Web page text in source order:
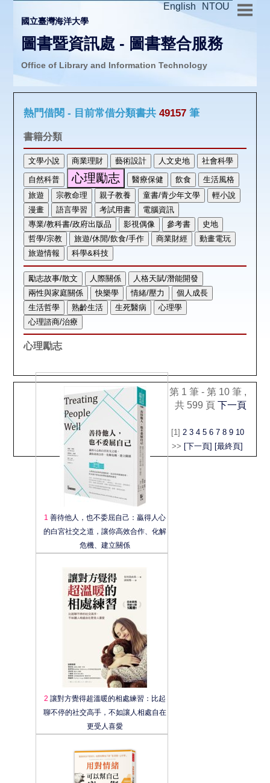
NTOU
English
國立臺灣海洋大學
圖書暨資訊處 - 圖書整合服務
Office of Library and Information Technology
推廣活動
圖書互借
線上報名
申請表單
空間借用
熱門借閱
熱門借閱 - 目前常借分類書共 49157筆
書籍分類
心理勵志
1 善待他人，也不委屈自己：贏得人心
的白宮社交之道，讓你高效合作、化解
危機、建立關係
2 讓對方覺得超溫暖的相處練習：比起
聊不停的社交高手，不如讓人相處自在
更受人喜愛
第 1 筆 - 第 10 筆 ,
共 599 頁下一頁
[1] 2 3 4 5 6 7 8 9 10
>> [下一頁] [最終頁]